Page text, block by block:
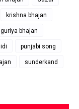
krishna bhajan
bhajan
punjabi song
sunderkand